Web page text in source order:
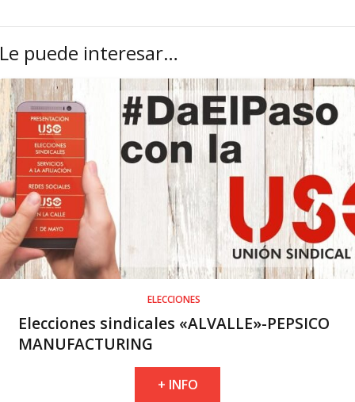
Le puede interesar…
ELECCIONES
Elecciones sindicales «ALVALLE»-PEPSICO
MANUFACTURING
+ INFO